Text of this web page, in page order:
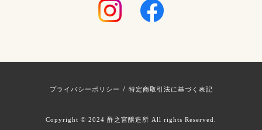
プライバシーポリシー / 特定商取引法に基づく表記
Copyright © 2024 酢之宮醸造所 All rights Reserved.